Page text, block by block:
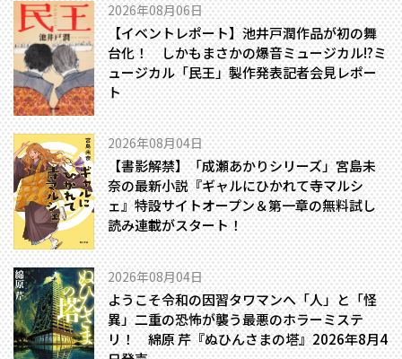
2026年08月06日
【イベントレポート】池井戸潤作品が初の舞
台化！ しかもまさかの爆音ミュージカル!?――ミ
ュージカル「民王」製作発表記者会見レポー
ト
2026年08月04日
【書影解禁】「成瀬あかりシリーズ」宮島未
奈の最新小説『ギャルにひかれて寺マルシ
ェ』特設サイトオープン＆第一章の無料試し
読み連載がスタート！
2026年08月04日
ようこそ令和の因習タワマンへ――「人」と「怪
異」二重の恐怖が襲う最悪のホラーミステ
リ！ 綿原 芹『ぬひんさまの塔』2026年8月4